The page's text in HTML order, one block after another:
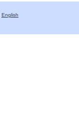
English